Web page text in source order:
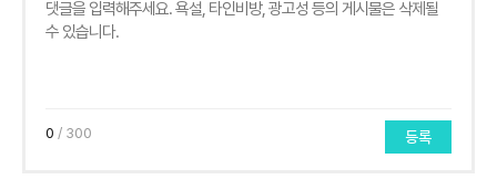
0 / 300 등록